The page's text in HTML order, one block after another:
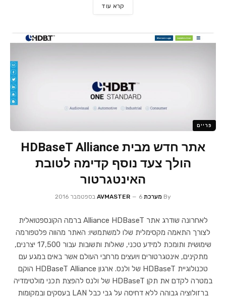
קרא עוד
פריים
אתר חדש מבית HDBaseT Alliance
הולך צעד נוסף קדימה לטובת
האינטגרטור
By מערכת AVMASTER 6 בספטמבר 2016
לאחרונה שודרג אתר Alliance HDBaseT ברמה הקונספטואלית
לצורך התאמה מקסימלית שלו למשתמשיו: האתר מהווה פלטפורמה
שימושית ותומכת למידע טכני, שאלות ותשובות עבור 17,500 יצרנים,
מתקינים, אינטגרטורים ויועצים מרחבי העולם אשר באים במגע עם
טכנולוגיית HDBaseT של ולנס. ארגון HDBaseT Alliance הוקם
במטרה לקדם את תקן HDBaseT של ולנס להפצת תכני מולטימדיה
ברזולוציה גבוהה ללא דחיסה על גבי כבל LAN בעסקים ובמקומות